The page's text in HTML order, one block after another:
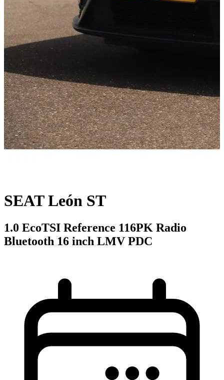
SEAT León ST
1.0 EcoTSI Reference 116PK Radio
Bluetooth 16 inch LMV PDC